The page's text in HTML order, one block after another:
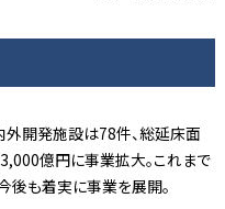
外開発施設は78件、総延床面
億円に事業拡大。これまで
後も着実に事業を展開。